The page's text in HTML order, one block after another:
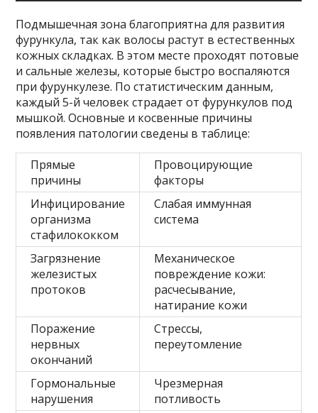
Подмышечная зона благоприятна для развития
фурункула, так как волосы растут в естественных
кожных складках. В этом месте проходят потовые
и сальные железы, которые быстро воспаляются
при фурункулезе. По статистическим данным,
каждый 5-й человек страдает от фурункулов под
мышкой. Основные и косвенные причины
появления патологии сведены в таблице:
Прямые
причины
Провоцирующие
факторы
Инфицирование
организма
стафилококком
Слабая иммунная
система
Загрязнение
железистых
протоков
Механическое
повреждение кожи:
расчесывание,
натирание кожи
Поражение
нервных
окончаний
Стрессы,
переутомление
Гормональные
нарушения
Чрезмерная
потливость